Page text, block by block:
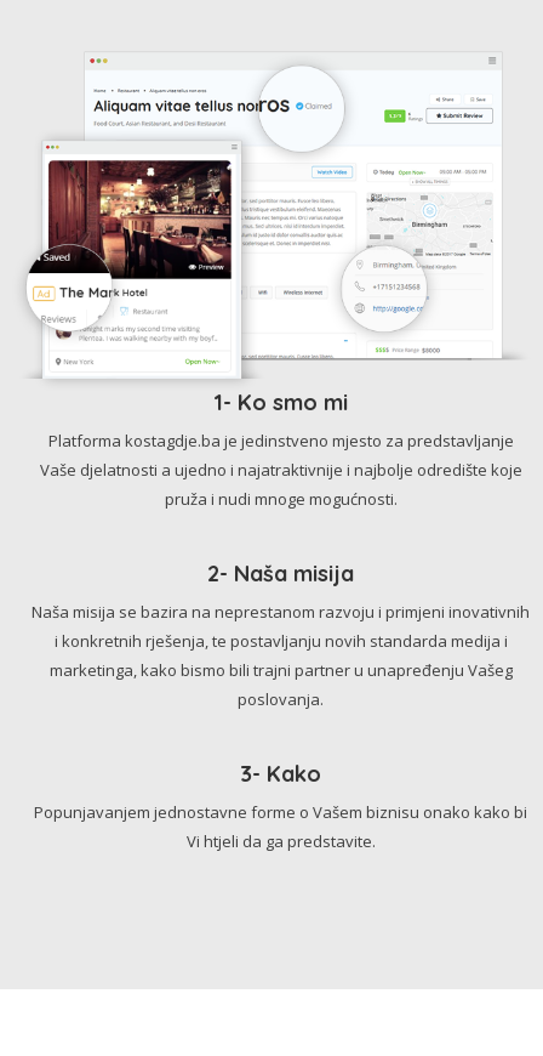
1- Ko smo mi
Platforma kostagdje.ba je jedinstveno mjesto za predstavljanje
Vaše djelatnosti a ujedno i najatraktivnije i najbolje odredište koje
pruža i nudi mnoge mogućnosti.
2- Naša misija
Naša misija se bazira na neprestanom razvoju i primjeni inovativnih
i konkretnih rješenja, te postavljanju novih standarda medija i
marketinga, kako bismo bili trajni partner u unapređenju Vašeg
poslovanja.
3- Kako
Popunjavanjem jednostavne forme o Vašem biznisu onako kako bi
Vi htjeli da ga predstavite.